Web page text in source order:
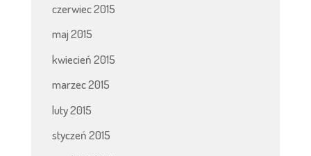
czerwiec 2015
maj 2015
kwiecień 2015
marzec 2015
luty 2015
styczeń 2015